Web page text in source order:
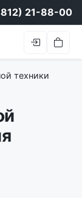
21-88-00
техники